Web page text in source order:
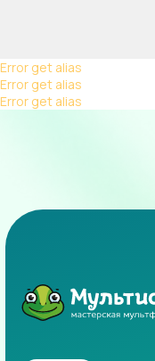
Error get alias
Error get alias
Error get alias
ТЕЛЕГРАМ ВКОНТАКТЕ
tomsk@multstory.ru
День рождения
Творческие каникулы
Контакты